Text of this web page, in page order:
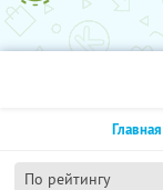
По рейтингу
Главная